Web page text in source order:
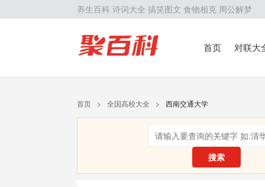
养生百科 诗词大全 搞笑图文 食物相克 周公解梦
首页
对联大
首页 > 全国高校大全 > 西南交通大学
搜索